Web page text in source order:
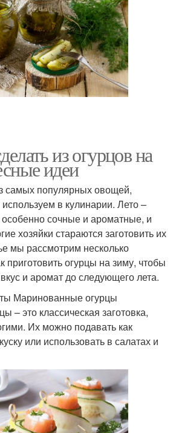
из огурцов на
идеи
самых популярных овощей,
в кулинарии. Лето –
особенно сочные и ароматные, и
хозяйки стараются заготовить их
мы рассмотрим несколько
приготовить огурцы на зиму, чтобы
и аромат до следующего лета.
Маринованные огурцы
– это классическая заготовка,
Их можно подавать как
или использовать в салатах и